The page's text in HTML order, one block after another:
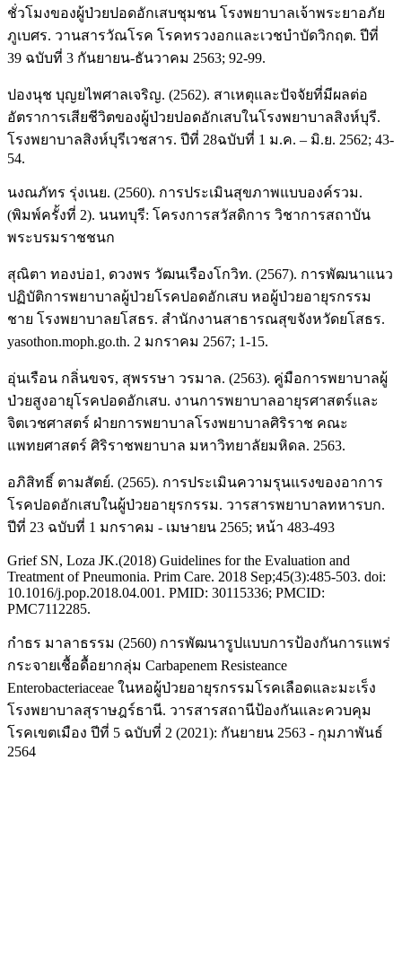
ชั่วโมงของผู้ป่วยปอดอักเสบชุมชน โรงพยาบาลเจ้าพระยาอภัย
ภูเบศร. วานสารวัณโรค โรคทรวงอกและเวชบำบัดวิกฤต. ปีที่
39 ฉบับที่ 3 กันยายน-ธันวาคม 2563; 92-99.
ปองนุช บุญยไพศาลเจริญ. (2562). สาเหตุและปัจจัยที่มีผลต่อ
อัตราการเสียชีวิตของผู้ป่วยปอดอักเสบในโรงพยาบาลสิงห์บุรี.
โรงพยาบาลสิงห์บุรีเวชสาร. ปีที่ 28ฉบับที่ 1 ม.ค. – มิ.ย. 2562; 43-
54.
นงณภัทร รุ่งเนย. (2560). การประเมินสุขภาพแบบองค์รวม.
(พิมพ์ครั้งที่ 2). นนทบุรี: โครงการสวัสดิการ วิชาการสถาบัน
พระบรมราชชนก
สุณิตา ทองบ่อ1, ดวงพร วัฒนเรืองโกวิท. (2567). การพัฒนาแนว
ปฏิบัติการพยาบาลผู้ป่วยโรคปอดอักเสบ หอผู้ป่วยอายุรกรรม
ชาย โรงพยาบาลยโสธร. สำนักงานสาธารณสุขจังหวัดยโสธร.
yasothon.moph.go.th. 2 มกราคม 2567; 1-15.
อุ่นเรือน กลิ่นขจร, สุพรรษา วรมาล. (2563). คู่มือการพยาบาลผู้
ป่วยสูงอายุโรคปอดอักเสบ. งานการพยาบาลอายุรศาสตร์และ
จิตเวชศาสตร์ ฝ่ายการพยาบาลโรงพยาบาลศิริราช คณะ
แพทยศาสตร์ ศิริราชพยาบาล มหาวิทยาลัยมหิดล. 2563.
อภิสิทธิ์ ตามสัตย์. (2565). การประเมินความรุนแรงของอาการ
โรคปอดอักเสบในผู้ป่วยอายุรกรรม. วารสารพยาบาลทหารบก.
ปีที่ 23 ฉบับที่ 1 มกราคม - เมษายน 2565; หน้า 483-493
Grief SN, Loza JK.(2018) Guidelines for the Evaluation and
Treatment of Pneumonia. Prim Care. 2018 Sep;45(3):485-503. doi:
10.1016/j.pop.2018.04.001. PMID: 30115336; PMCID:
PMC7112285.
กำธร มาลาธรรม (2560) การพัฒนารูปแบบการป้องกันการแพร่
กระจายเชื้อดื้อยากลุ่ม Carbapenem Resisteance
Enterobacteriaceae ในหอผู้ป่วยอายุรกรรมโรคเลือดและมะเร็ง
โรงพยาบาลสุราษฎร์ธานี. วารสารสถานีป้องกันและควบคุม
โรคเขตเมือง ปีที่ 5 ฉบับที่ 2 (2021): กันยายน 2563 - กุมภาพันธ์
2564